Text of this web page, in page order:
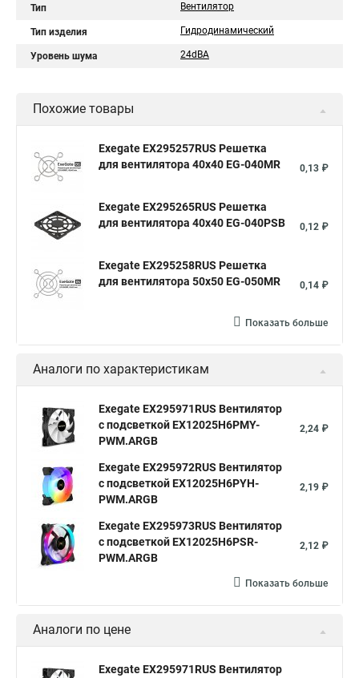
Тип Вентилятор
Тип изделия Гидродинамический
Уровень шума 24dBA
Похожие товары
Exegate EX295257RUS Решетка
для вентилятора 40x40 EG-040MR
0,13 ₽
Exegate EX295265RUS Решетка
для вентилятора 40x40 EG-040PSB
0,12 ₽
Exegate EX295258RUS Решетка
для вентилятора 50х50 EG-050MR
0,14 ₽
Показать больше
Аналоги по характеристикам
Exegate EX295971RUS Вентилятор
с подсветкой EX12025H6PMY-
PWM.ARGB
2,24 ₽
Exegate EX295972RUS Вентилятор
с подсветкой EX12025H6PYH-
PWM.ARGB
2,19 ₽
Exegate EX295973RUS Вентилятор
с подсветкой EX12025H6PSR-
PWM.ARGB
2,12 ₽
Показать больше
Аналоги по цене
Exegate EX295971RUS Вентилятор